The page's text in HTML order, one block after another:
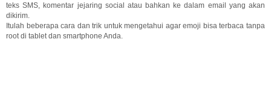
teks SMS, komentar jejaring social atau bahkan ke dalam email yang akan
dikirim.
Itulah beberapa cara dan trik untuk mengetahui agar emoji bisa terbaca tanpa
root di tablet dan smartphone Anda.